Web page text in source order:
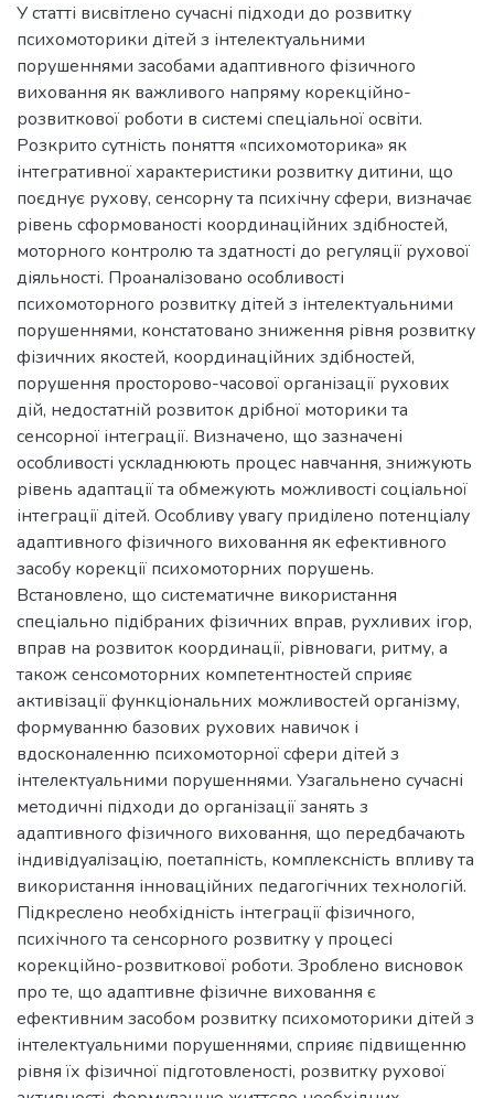
У статті висвітлено сучасні підходи до розвитку
психомоторики дітей з інтелектуальними
порушеннями засобами адаптивного фізичного
виховання як важливого напряму корекційно-
розвиткової роботи в системі спеціальної освіти.
Розкрито сутність поняття «психомоторика» як
інтегративної характеристики розвитку дитини, що
поєднує рухову, сенсорну та психічну сфери, визначає
рівень сформованості координаційних здібностей,
моторного контролю та здатності до регуляції рухової
діяльності. Проаналізовано особливості
психомоторного розвитку дітей з інтелектуальними
порушеннями, констатовано зниження рівня розвитку
фізичних якостей, координаційних здібностей,
порушення просторово-часової організації рухових
дій, недостатній розвиток дрібної моторики та
сенсорної інтеграції. Визначено, що зазначені
особливості ускладнюють процес навчання, знижують
рівень адаптації та обмежують можливості соціальної
інтеграції дітей. Особливу увагу приділено потенціалу
адаптивного фізичного виховання як ефективного
засобу корекції психомоторних порушень.
Встановлено, що систематичне використання
спеціально підібраних фізичних вправ, рухливих ігор,
вправ на розвиток координації, рівноваги, ритму, а
також сенсомоторних компетентностей сприяє
активізації функціональних можливостей організму,
формуванню базових рухових навичок і
вдосконаленню психомоторної сфери дітей з
інтелектуальними порушеннями. Узагальнено сучасні
методичні підходи до організації занять з
адаптивного фізичного виховання, що передбачають
індивідуалізацію, поетапність, комплексність впливу та
використання інноваційних педагогічних технологій.
Підкреслено необхідність інтеграції фізичного,
психічного та сенсорного розвитку у процесі
корекційно-розвиткової роботи. Зроблено висновок
про те, що адаптивне фізичне виховання є
ефективним засобом розвитку психомоторики дітей з
інтелектуальними порушеннями, сприяє підвищенню
рівня їх фізичної підготовленості, розвитку рухової